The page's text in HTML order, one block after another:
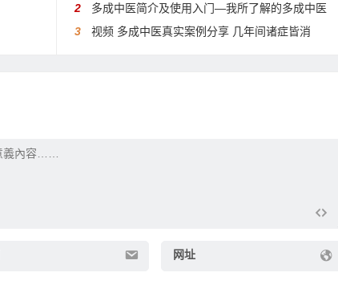
2
多成中医简介及使用入门—我所了解的多成中医
3
视频 多成中医真实案例分享 几年间诸症皆消
网址